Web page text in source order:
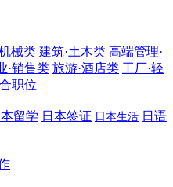
械类 建筑·土木类 高端管理·
·销售类 旅游·酒店类 工厂·轻
职位
本留学 日本签证 日本生活 日语